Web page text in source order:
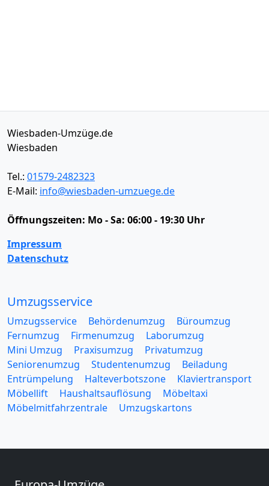
Wiesbaden-Umzüge.de
Wiesbaden
Tel.: 01579-2482323
E-Mail: info@wiesbaden-umzuege.de
Öffnungszeiten: Mo - Sa: 06:00 - 19:30 Uhr
Impressum
Datenschutz
Umzugsservice
Umzugsservice Behördenumzug
Büroumzug
Fernumzug
Firmenumzug
Laborumzug
Mini Umzug
Praxisumzug
Privatumzug
Seniorenumzug
Studentenumzug
Beiladung
Entrümpelung
Halteverbotszone
Klaviertransport
Möbellift
Haushaltsauflösung
Möbeltaxi
Möbelmitfahrzentrale
Umzugskartons